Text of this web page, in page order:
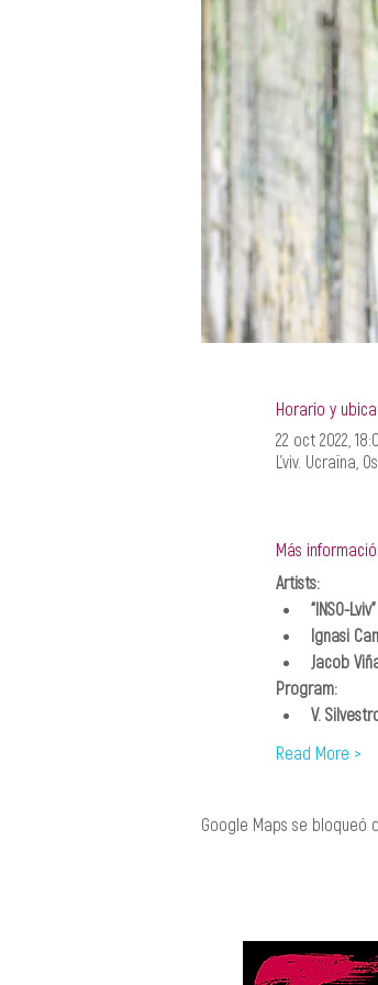
Horario y
22 oct 2022,
L'viv. Ucraïna,
Más
Artists:
“INSO-
Ignasi
Jacob
Program:
V.
Read More >
Google Maps se bloqueó